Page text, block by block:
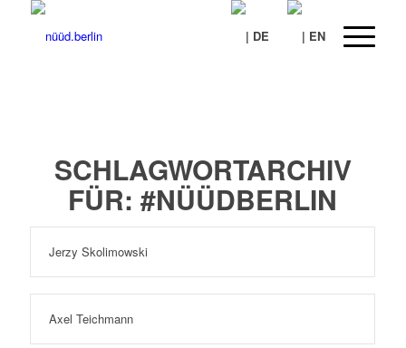
SCHLAGWORTARCHIV
FÜR:#NÜÜDBERLIN
Jerzy Skolimowski
Axel Teichmann